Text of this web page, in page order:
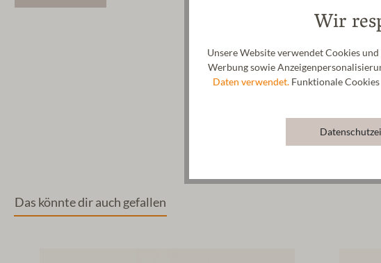
Das könnte dir auch gefallen
Wir
Unsere Website verwendet Cookies
Werbung sowie
Daten verwendet. Funktionale